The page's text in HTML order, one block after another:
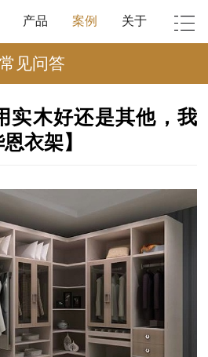
产品 案例 关于
常见问答
实木好还是其他，我
衣架】